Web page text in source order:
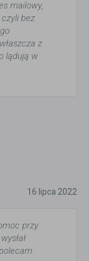
mailowy,
bez
z
lądują w
16 lipca 2022
przy